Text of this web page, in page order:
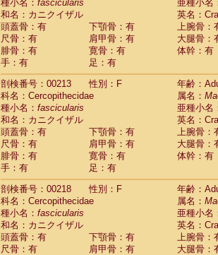
種小名： fascicularis
亜種小名
和名：カニクイザル
英名：
頭蓋骨：有
下顎骨：有
上腕骨：
尺骨：有
肩甲骨：有
大腿骨：
腓骨：有
寛骨：有
体幹：有
手：有
足：有
剖検番号：00213
性別：F
年齢：
科名：Cercopithecidae
属名：
種小名： fascicularis
亜種小名
和名：カニクイザル
英名：
頭蓋骨：有
下顎骨：有
上腕骨：
尺骨：有
肩甲骨：有
大腿骨：
腓骨：有
寛骨：有
体幹：有
手：有
足：有
剖検番号：00218
性別：F
年齢：
科名：Cercopithecidae
属名：
種小名： fascicularis
亜種小名
和名：カニクイザル
英名：
頭蓋骨：有
下顎骨：有
上腕骨：
尺骨：有
肩甲骨：有
大腿骨：